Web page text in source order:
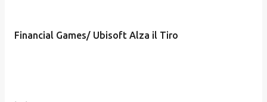
Financial Games/ Ubisoft Alza il Tiro